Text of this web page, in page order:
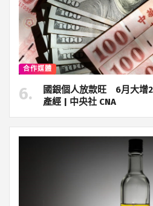
合作媒體
國銀個人放款旺 6月大增
產經 | 中央社 CNA